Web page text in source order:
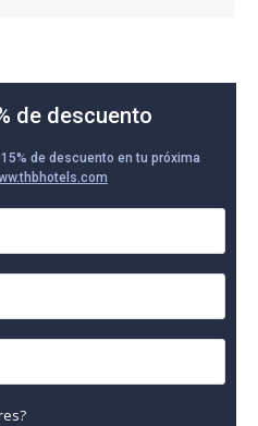
de descuento
de descuento en tu próxima